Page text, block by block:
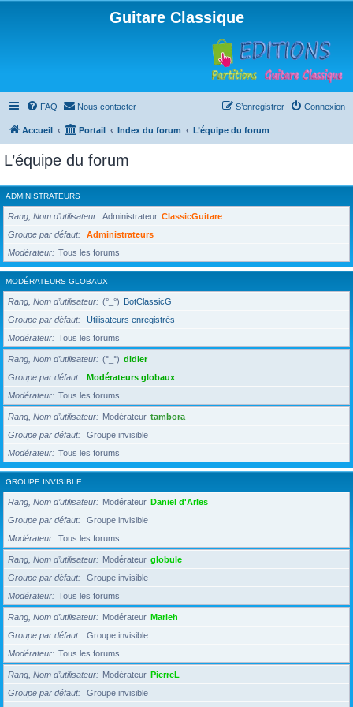
Guitare Classique
FAQ Nous contacter Connexion
S’enregistrer
Accueil Portail Index du forum L’équipe du forum
L’équipe du forum
ADMINISTRATEURS
Rang, Nom d’utilisateur Administrateur ClassicGuitare
Groupe par défaut
Administrateurs
Modérateur
Tous les forums
MODÉRATEURS GLOBAUX
Rang, Nom d’utilisateur (°_°) BotClassicG
Groupe par défaut
Utilisateurs enregistrés
Modérateur
Tous les forums
Rang, Nom d’utilisateur (°_°) didier
Groupe par défaut
Modérateurs globaux
Modérateur
Tous les forums
Rang, Nom d’utilisateur Modérateur tambora
Groupe par défaut
Groupe invisible
Modérateur
Tous les forums
GROUPE INVISIBLE
Rang, Nom d’utilisateur Modérateur Daniel d'Arles
Groupe par défaut
Groupe invisible
Modérateur
Tous les forums
Rang, Nom d’utilisateur Modérateur globule
Groupe par défaut
Groupe invisible
Modérateur
Tous les forums
Rang, Nom d’utilisateur Modérateur Marieh
Groupe par défaut
Groupe invisible
Modérateur
Tous les forums
Rang, Nom d’utilisateur Modérateur PierreL
Groupe par défaut
Groupe invisible